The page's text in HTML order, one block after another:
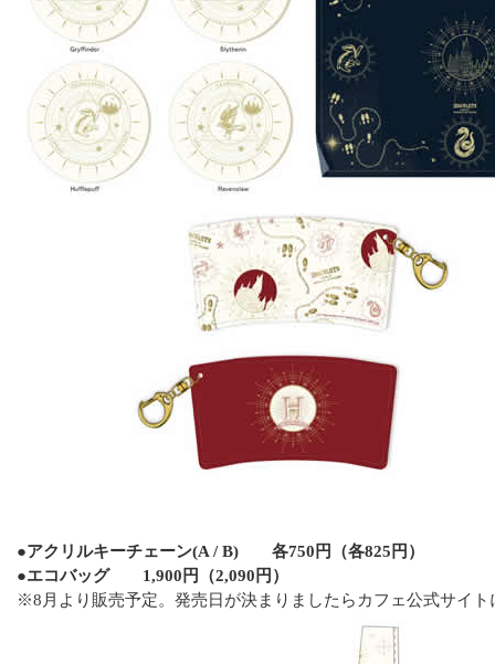
●アクリルキーチェーン(A / B) 各750円（各825円）
●エコバッグ 1,900円（2,090円）
※8月より販売予定。発売日が決まりましたらカフェ公式サイト